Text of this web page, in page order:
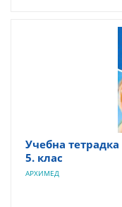
Учебна
5. клас
АРХИМЕД